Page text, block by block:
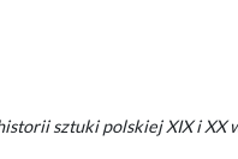
sztuki polskiej XIX i XX